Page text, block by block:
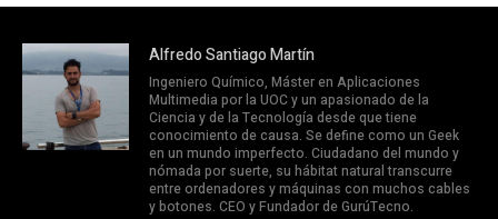
Alfredo Santiago Martín
Ingeniero Químico, Máster en Aplicaciones
Multimedia por la UOC y un apasionado de la
Ciencia y de la Tecnología desde que tiene
conocimiento de causa. Se define como un Geek
en un mundo imperfecto. Ciudadano del mundo y
nómada por suerte, su hábitat natural transcurre
entre ordenadores y máquinas con muchos cables
y botones. CEO y Fundador de GurúTecno.